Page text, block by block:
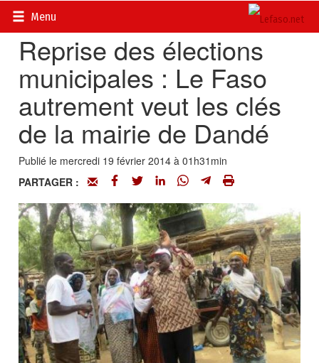
Menu
Accueil>
Reprise des élections
municipales : Le Faso
autrement veut les clés
de la mairie de Dandé
Publié le mercredi 19 février 2014 à 01h31min
PARTAGER :